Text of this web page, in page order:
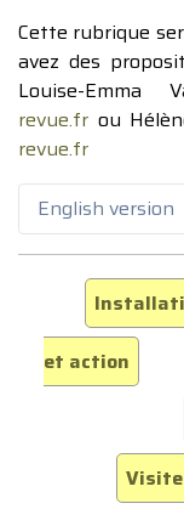
Cette rubrique
avez des
Louise-Emma
revue.fr ou
revue.fr
English version
et action